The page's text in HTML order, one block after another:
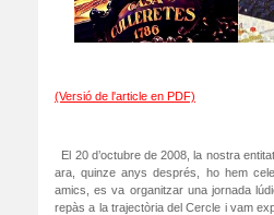
(Versió de l'article en PDF)
El 20 d’octubre de 2008, la nostra
ara, quinze anys després, ho hem
amics, es va organitzar una jornada
repàs a la trajectòria del Cercle i vam